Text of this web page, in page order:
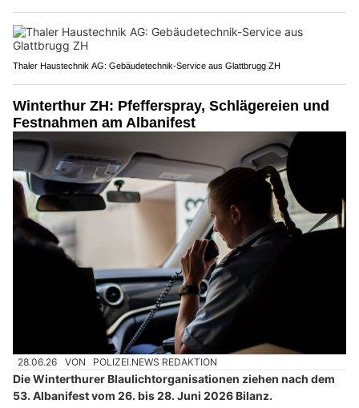
Thaler Haustechnik AG: Gebäudetechnik-Service aus Glattbrugg ZH
Winterthur ZH: Pfefferspray, Schlägereien und
Festnahmen am Albanifest
28.06.26 VON POLIZEI.NEWS REDAKTION
Die Winterthurer Blaulichtorganisationen ziehen nach dem
53. Albanifest vom 26. bis 28. Juni 2026 Bilanz.